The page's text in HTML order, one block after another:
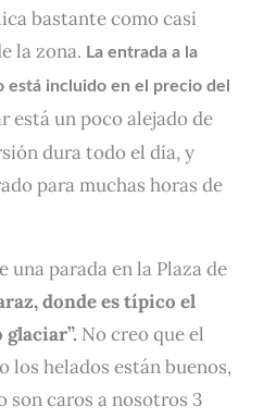
bastante como casi
la zona. La entrada a la
está incluido en el precio del
está un poco alejado de
dura todo el día, y
para muchas horas de
una parada en la Plaza de
donde estípico el
No creo que el
los helados están buenos,
son caros a nosotros 3